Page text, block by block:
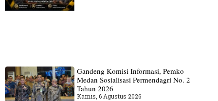
Gandeng Komisi Informasi, Pemko
Medan Sosialisasi Permendagri No. 2
Tahun 2026
Kamis, 6 Agustus 2026